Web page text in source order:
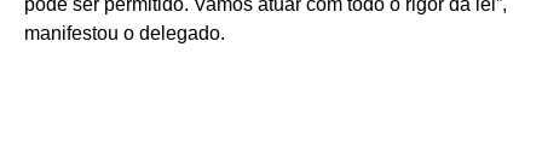
manifestou o delegado.